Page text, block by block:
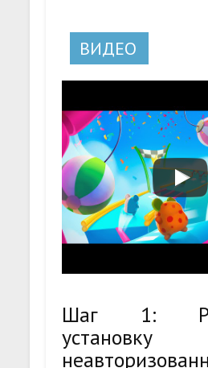
ВИДЕО
Шаг 1: